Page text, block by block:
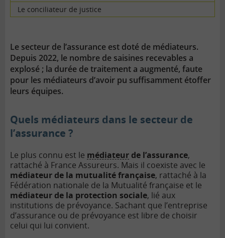
Le conciliateur de justice
Le secteur de l’assurance est doté de médiateurs.
Depuis 2022, le nombre de saisines recevables a
explosé ; la durée de traitement a augmenté, faute
pour les médiateurs d’avoir pu suffisamment étoffer
leurs équipes.
Quels médiateurs dans le secteur de
l’assurance ?
Le plus connu est le médiateur de l’assurance,
rattaché à France Assureurs. Mais il coexiste avec le
médiateur de la mutualité française, rattaché à la
Fédération nationale de la Mutualité française et le
médiateur de la protection sociale, lié aux
institutions de prévoyance. Sachant que l’entreprise
d’assurance ou de prévoyance est libre de choisir
celui qui lui convient.